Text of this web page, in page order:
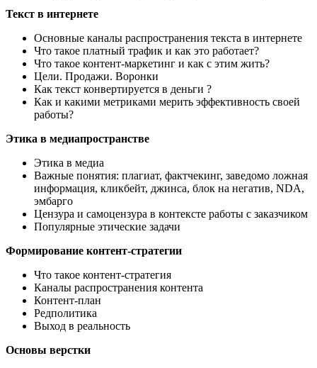
Текст в интернете
Основные каналы распространения текста в интернете
Что такое платный трафик и как это работает?
Что такое контент-маркетинг и как с этим жить?
Цели. Продажи. Воронки
Как текст конвертируется в деньги ?
Как и какими метриками мерить эффективность своей
работы?
Этика в медиапространстве
Этика в медиа
Важные понятия: плагиат, фактчекинг, заведомо ложная
информация, кликбейт, джинса, блок на негатив, NDA,
эмбарго
Цензура и самоцензура в контексте работы с заказчиком
Популярные этические задачи
Формирование контент-стратегии
Что такое контент-стратегия
Каналы распространения контента
Контент-план
Редполитика
Выход в реальность
Основы верстки